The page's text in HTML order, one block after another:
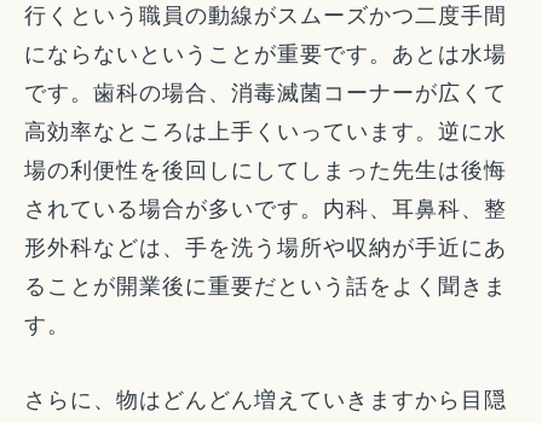
行くという職員の動線がスムーズかつ二度手間
にならないということが重要です。あとは水場
です。歯科の場合、消毒滅菌コーナーが広くて
高効率なところは上手くいっています。逆に水
場の利便性を後回しにしてしまった先生は後悔
されている場合が多いです。内科、耳鼻科、整
形外科などは、手を洗う場所や収納が手近にあ
ることが開業後に重要だという話をよく聞きま
す。
さらに、物はどんどん増えていきますから目隠